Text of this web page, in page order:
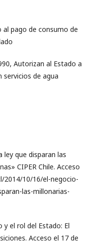
al pago de consumo de
Autorizan al Estado a
servicios de agua
ley que disparan las
CIPER Chile. Acceso
2014/10/16/el-negocio-
las-millonarias-
y el rol del Estado: El
Acceso el 17 de